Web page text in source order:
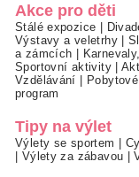
Akce pro děti
Stálé expozice |
Výstavy a veletrhy|
a zámcích |
Sportovní aktivity|
Vzdělávání |
program
Tipy na výlet
Výlety se sportem |
| Výlety za zábavou |